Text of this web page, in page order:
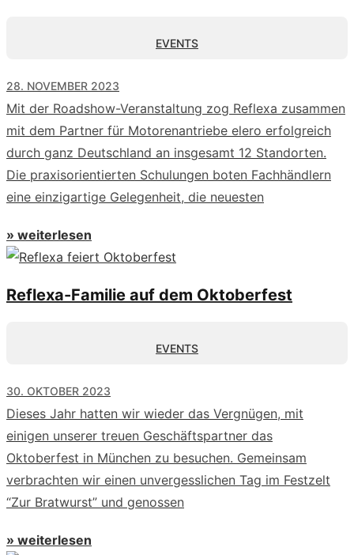
EVENTS
28. NOVEMBER 2023
Mit der Roadshow-Veranstaltung zog Reflexa zusammen
mit dem Partner für Motorenantriebe elero erfolgreich
durch ganz Deutschland an insgesamt 12 Standorten.
Die praxisorientierten Schulungen boten Fachhändlern
eine einzigartige Gelegenheit, die neuesten
» weiterlesen
Reflexa-Familie auf dem Oktoberfest
EVENTS
30. OKTOBER 2023
Dieses Jahr hatten wir wieder das Vergnügen, mit
einigen unserer treuen Geschäftspartner das
Oktoberfest in München zu besuchen. Gemeinsam
verbrachten wir einen unvergesslichen Tag im Festzelt
“Zur Bratwurst” und genossen
» weiterlesen